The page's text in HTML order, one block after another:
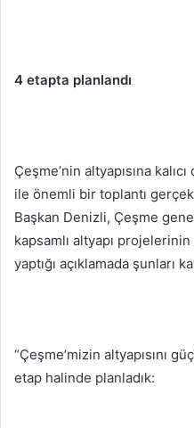
4 etapta planlandı
Çeşme’nin altyapısına
ile önemli bir toplantı
Başkan Denizli, Çeşme
kapsamlı altyapı projelerinin
yaptığı açıklamada şunları
“Çeşme’mizin altyapısını
etap halinde planladık: